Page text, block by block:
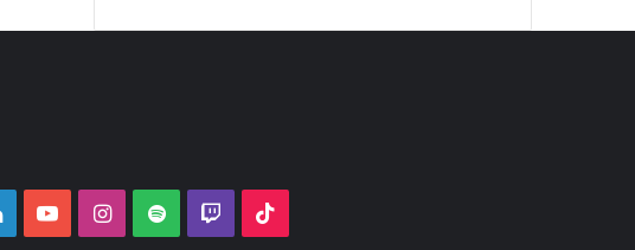
LinkedInYouTubeInstagram
Spotify Twitch